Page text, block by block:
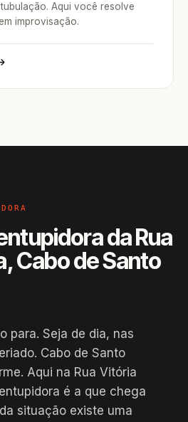
Aqui você resolve
improvisação.
da Rua
Cabo de Santo
para. Seja de dia, nas
Cabo de Santo
Aqui na Rua Vitória
é a que chega
situação existe uma